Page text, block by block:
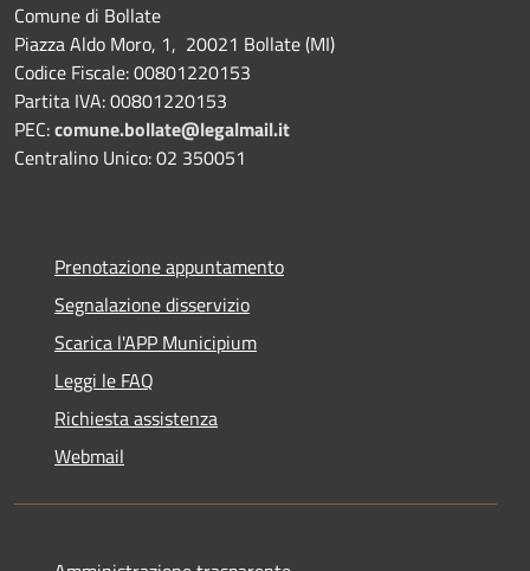
Comune di Bollate
Piazza Aldo Moro, 1, 20021 Bollate (MI)
Codice Fiscale: 00801220153
Partita IVA: 00801220153
PEC:comune.bollate@legalmail.it
Centralino Unico: 02 350051
Prenotazione appuntamento
Segnalazione disservizio
Scarica l'APP Municipium
Leggi le FAQ
Richiesta assistenza
Webmail